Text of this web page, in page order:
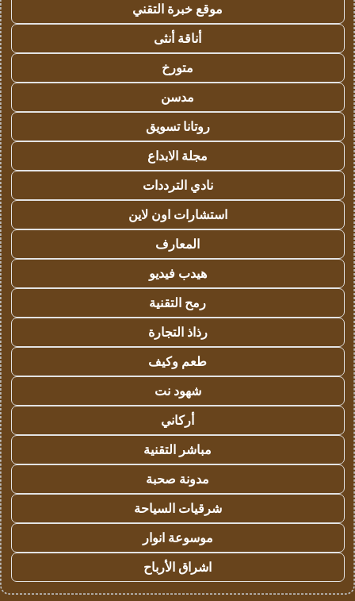
موقع خبرة التقني
أناقة أنثى
متورخ
مدسن
روتانا تسويق
مجلة الابداع
نادي الترددات
استشارات اون لاين
المعارف
هيدب فيديو
رمح التقنية
رذاذ التجارة
طعم وكيف
شهود نت
أركاني
مباشر التقنية
مدونة صحبة
شرقيات السياحة
موسوعة انوار
اشراق الأرباح